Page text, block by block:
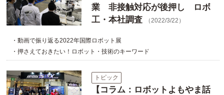
業 非接触対応が後押し ロボ
工・本社調査
（2022/3/22）
・動画で振り返る2022年国際ロボット展
・押さえておきたい！ロボット・技術のキーワード
トピック
【コラム：ロボットよもやま話